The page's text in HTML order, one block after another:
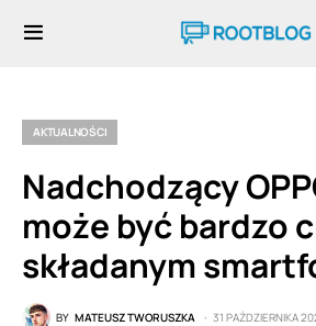
AKTUALNOŚCI
Nadchodzący
może być bardzo
składanym
BY MATEUSZ TWORUSZKA 31 PAŹDZIERNIKA